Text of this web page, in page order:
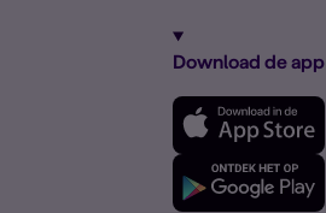
Download de app